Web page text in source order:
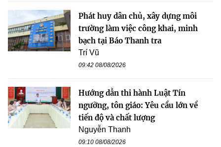
Phát huy dân chủ, xây dựng môi
trường làm việc công khai, minh
bạch tại Báo Thanh tra
Trí Vũ
09:42 08/08/2026
Hướng dẫn thi hành Luật Tín
ngưỡng, tôn giáo: Yêu cầu lớn về
tiến độ và chất lượng
Nguyễn Thanh
09:10 08/08/2026